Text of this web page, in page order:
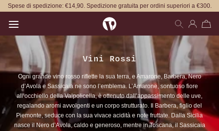
Spese di spedizione: €14,90. Spedizione gratuita per ordini superiori a €300.
Vini Rossi
Ogni grande vino rosso riflette la sua terra, e Amarone, Barbera, Nero
d’Avola e Sassicaia ne sono l’emblema. L’Amarone, sontuoso fiore
all’occhiello della Valpolicella, è ottenuto dall’appassimento delle uve,
regalando aromi avvolgenti e un corpo strutturato. Il Barbera, figlio del
Piemonte, seduce con la sua vivace acidità e note fruttate. Dalla Sicilia
nasce il Nero d’Avola, caldo e generoso, mentre in Toscana, il Sassicaia